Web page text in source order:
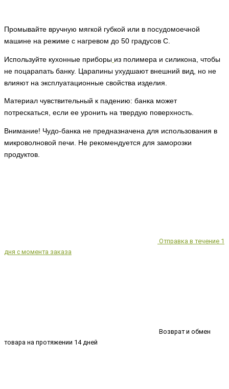
Промывайте вручную мягкой губкой или в посудомоечной
машине на режиме с нагревом до 50 градусов С.
Используйте кухонные приборы из полимера и силикона, чтобы
не поцарапать банку. Царапины ухудшают внешний вид, но не
влияют на эксплуатационные свойства изделия.
Материал чувствительный к падению: банка может
потрескаться, если ее уронить на твердую поверхность.
Внимание! Чудо-банка не предназначена для использования в
микроволновой печи. Не рекомендуется для заморозки
продуктов.
Отправка в течение 1
дня с момента заказа
Возврат и обмен
товара на протяжении 14 дней